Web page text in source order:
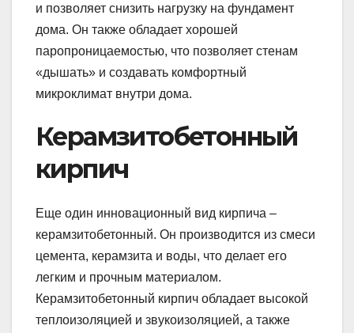
и позволяет снизить нагрузку на фундамент
дома. Он также обладает хорошей
паропроницаемостью, что позволяет стенам
«дышать» и создавать комфортный
микроклимат внутри дома.
Керамзитобетонный
кирпич
Еще один инновационный вид кирпича –
керамзитобетонный. Он производится из смеси
цемента, керамзита и воды, что делает его
легким и прочным материалом.
Керамзитобетонный кирпич обладает высокой
теплоизоляцией и звукоизоляцией, а также